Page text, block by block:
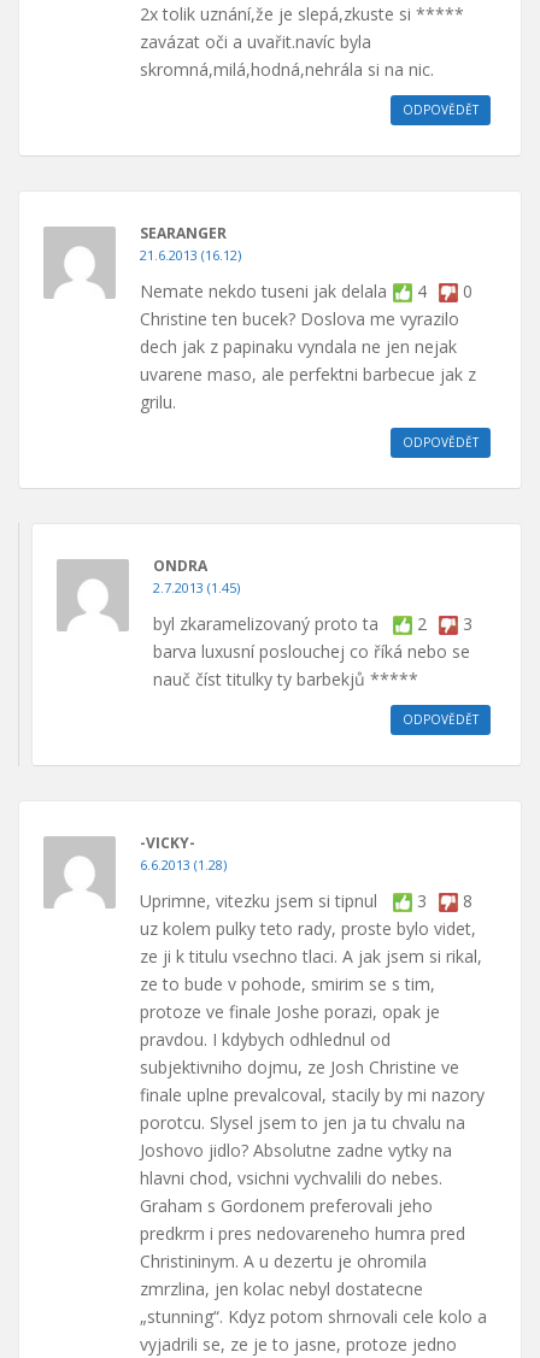
2x tolik uznání,že je slepá,zkuste si *****
zavázat oči a uvařit.navíc byla
skromná,milá,hodná,nehrála si na nic.
ODPOVĚDĚT
SEARANGER
21.6.2013 (16.12)
4 0
Nemate nekdo tuseni jak delala
Christine ten bucek? Doslova me vyrazilo
dech jak z papinaku vyndala ne jen nejak
uvarene maso, ale perfektni barbecue jak z
grilu.
ODPOVĚDĚT
ONDRA
2.7.2013 (1.45)
2 3
byl zkaramelizovaný proto ta
barva luxusní poslouchej co říká nebo se
nauč číst titulky ty barbekjů *****
ODPOVĚDĚT
-VICKY-
6.6.2013 (1.28)
3 8
Uprimne, vitezku jsem si tipnul
uz kolem pulky teto rady, proste bylo videt,
ze ji k titulu vsechno tlaci. A jak jsem si rikal,
ze to bude v pohode, smirim se s tim,
protoze ve finale Joshe porazi, opak je
pravdou. I kdybych odhlednul od
subjektivniho dojmu, ze Josh Christine ve
finale uplne prevalcoval, stacily by mi nazory
porotcu. Slysel jsem to jen ja tu chvalu na
Joshovo jidlo? Absolutne zadne vytky na
hlavni chod, vsichni vychvalili do nebes.
Graham s Gordonem preferovali jeho
predkrm i pres nedovareneho humra pred
Christininym. A u dezertu je ohromila
zmrzlina, jen kolac nebyl dostatecne
„stunning“. Kdyz potom shrnovali cele kolo a
vyjadrili se, ze je to jasne, protoze jedno